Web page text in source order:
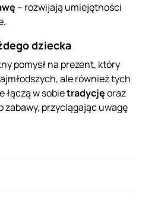
– rozwijają umiejętności
dziecka
pomysł na prezent, który
ale również tych
łączą w sobietradycjęoraz
zabawy, przyciągając uwagę